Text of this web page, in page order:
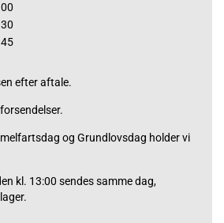
efter aftale.
og Grundlovsdag holder vi
kl. 13:00 sendes samme dag,